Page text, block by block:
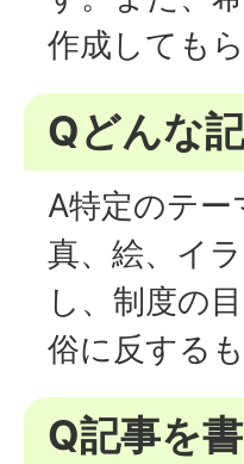
作成しても
Qどんな
A特定のテ
真、絵、イ
し、制度の
俗に反する
Q記事を